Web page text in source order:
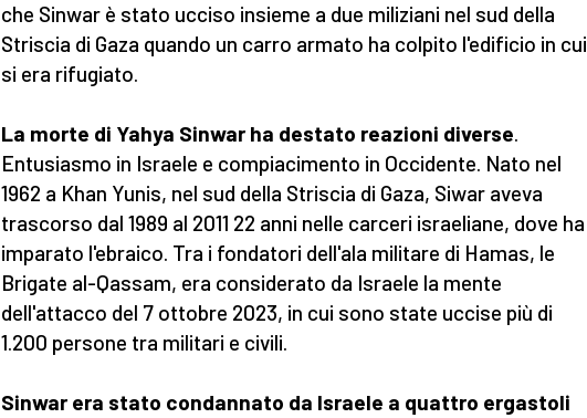
che Sinwar è stato ucciso insieme a due miliziani nel sud della
Striscia di Gaza quando un carro armato ha colpito l'edificio in cui
si era rifugiato.
La morte di Yahya Sinwar ha destato reazioni diverse.
Entusiasmo in Israele e compiacimento in Occidente. Nato nel
1962 a Khan Yunis, nel sud della Striscia di Gaza, Siwar aveva
trascorso dal 1989 al 2011 22 anni nelle carceri israeliane, dove ha
imparato l'ebraico. Tra i fondatori dell'ala militare di Hamas, le
Brigate al-Qassam, era considerato da Israele la mente
dell'attacco del 7 ottobre 2023, in cui sono state uccise più di
1.200 persone tra militari e civili.
Sinwar era stato condannato da Israele a quattro ergastoli